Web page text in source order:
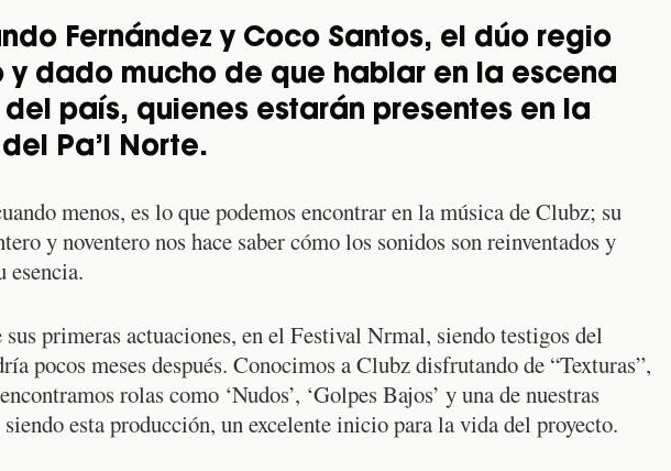
Fernández y Coco Santos, el dúo regio
y dado mucho de que hablar en la escena
país, quienes estarán presentes en la
Pa’l Norte.
menos, es lo que podemos encontrar en la música de Clubz; su
y noventero nos hace saber cómo los sonidos son reinventados y
esencia.
primeras actuaciones, en el Festival Nrmal, siendo testigos del
pocos meses después. Conocimos a Clubz disfrutando de “Texturas”,
rolas como ‘Nudos’, ‘Golpes Bajos’ y una de nuestras
siendo esta producción, un excelente inicio para la vida del proyecto.